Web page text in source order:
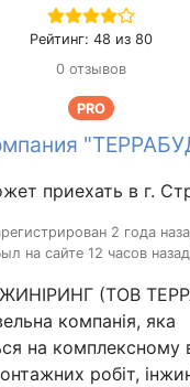
Рейтинг: 48 из 80
0 отзывов
PRO
приехать в г.
2 года
на сайте 12 часов назад
(ТОВ
компанія, яка
на комплексному
робіт,